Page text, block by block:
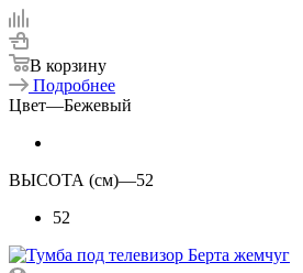
В корзину
Подробнее
Цвет—Бежевый
ВЫСОТА (см)—52
52